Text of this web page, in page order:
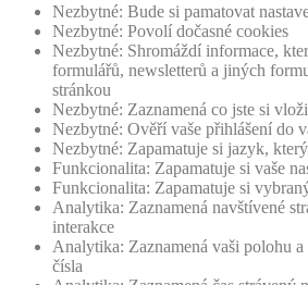
Nezbytné: Bude si pamatovat
Nezbytné: Povolí dočasné cookies
Nezbytné: Shromáždí informace,
formulářů, newsletterů a jiných
stránkou
Nezbytné: Zaznamená co jste si
Nezbytné: Ověří vaše přihlášení do
Nezbytné: Zapamatuje si jazyk,
Funkcionalita: Zapamatuje si vaše
Funkcionalita: Zapamatuje si
Analytika: Zaznamená navštívené
interakce
Analytika: Zaznamená vaši polohu
čísla